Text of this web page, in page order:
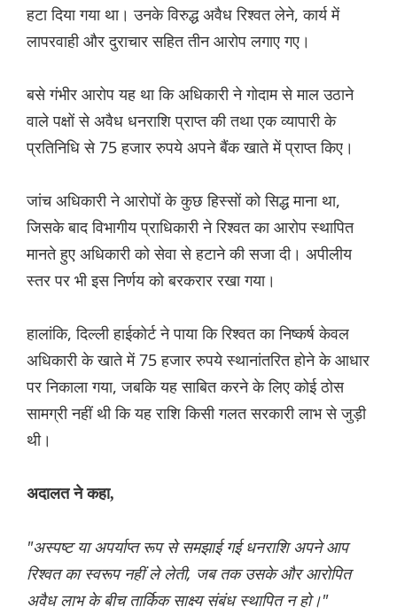
हटा दिया गया था। उनके विरुद्ध अवैध रिश्वत लेने, कार्य में
लापरवाही और दुराचार सहित तीन आरोप लगाए गए।
बसे गंभीर आरोप यह था कि अधिकारी ने गोदाम से माल उठाने
वाले पक्षों से अवैध धनराशि प्राप्त की तथा एक व्यापारी के
प्रतिनिधि से 75 हजार रुपये अपने बैंक खाते में प्राप्त किए।
जांच अधिकारी ने आरोपों के कुछ हिस्सों को सिद्ध माना था,
जिसके बाद विभागीय प्राधिकारी ने रिश्वत का आरोप स्थापित
मानते हुए अधिकारी को सेवा से हटाने की सजा दी। अपीलीय
स्तर पर भी इस निर्णय को बरकरार रखा गया।
हालांकि, दिल्ली हाईकोर्ट ने पाया कि रिश्वत का निष्कर्ष केवल
अधिकारी के खाते में 75 हजार रुपये स्थानांतरित होने के आधार
पर निकाला गया, जबकि यह साबित करने के लिए कोई ठोस
सामग्री नहीं थी कि यह राशि किसी गलत सरकारी लाभ से जुड़ी
थी।
अदालत ने कहा,
"अस्पष्ट या अपर्याप्त रूप से समझाई गई धनराशि अपने आप
रिश्वत का स्वरूप नहीं ले लेती, जब तक उसके और आरोपित
अवैध लाभ के बीच तार्किक साक्ष्य संबंध स्थापित न हो।"